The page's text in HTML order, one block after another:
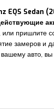
EQS Sedan
или пришлите
замеров и
авто,